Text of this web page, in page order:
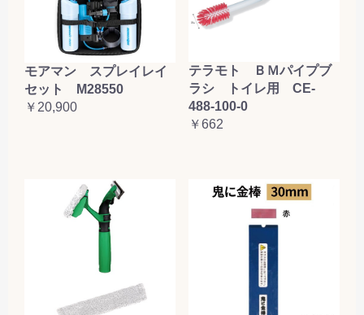
モアマン スプレイレイ
セット M28550
￥20,900
テラモト ＢＭパイプブ
ラシ トイレ用 CE-
488-100-0
￥662